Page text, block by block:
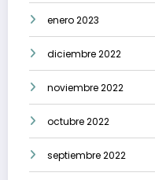
enero 2023
diciembre 2022
noviembre 2022
octubre 2022
septiembre 2022